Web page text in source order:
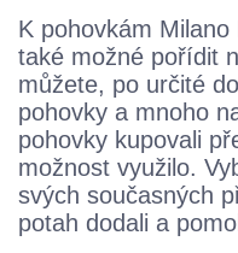
K pohovkám
také možné pořídit
můžete, po určité
pohovky a mnoho
pohovky kupovali
možnost využilo.
svých současných
potah dodali a